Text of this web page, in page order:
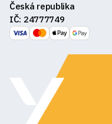
Reklamace a vrácení zboží
GDPR
Sluchátka
Reproduktory
Česká republika
IČ: 24777749